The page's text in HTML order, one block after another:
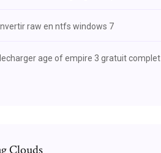
raw en ntfs windows 7
age of empire 3 gratuit complet